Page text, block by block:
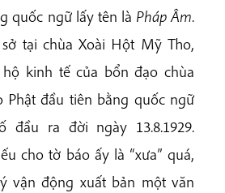
quốc ngữ lấy tên là Pháp Âm.
tại chùa Xoài Hột Mỹ Tho,
kinh tế của bổn đạo chùa
Phật đầu tiên bằng quốc ngữ
đầu ra đời ngày 13.8.1929.
cho tờ báo ấy là “xưa” quá,
vận động xuất bản một văn